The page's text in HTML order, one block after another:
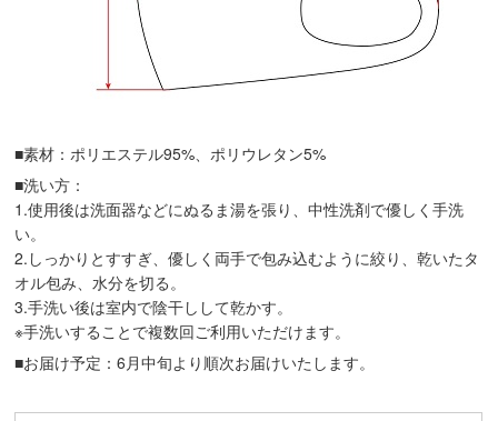
■素材：ポリエステル95%、ポリウレタン5%
■洗い方：
1.使用後は洗面器などにぬるま湯を張り、中性洗剤で優しく手洗
い。
2.しっかりとすすぎ、優しく両手で包み込むように絞り、乾いたタ
オル包み、水分を切る。
3.手洗い後は室内で陰干しして乾かす。
※手洗いすることで複数回ご利用いただけます。
■お届け予定：6月中旬より順次お届けいたします。